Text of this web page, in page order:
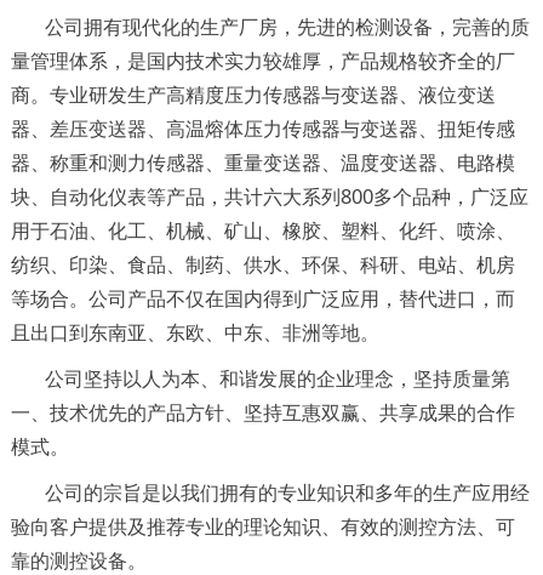
公司拥有现代化的生产厂房，先进的检测设备，完善的质
量管理体系，是国内技术实力较雄厚，产品规格较齐全的厂
商。专业研发生产高精度压力传感器与变送器、液位变送
器、差压变送器、高温熔体压力传感器与变送器、扭矩传感
器、称重和测力传感器、重量变送器、温度变送器、电路模
块、自动化仪表等产品，共计六大系列800多个品种，广泛应
用于石油、化工、机械、矿山、橡胶、塑料、化纤、喷涂、
纺织、印染、食品、制药、供水、环保、科研、电站、机房
等场合。公司产品不仅在国内得到广泛应用，替代进口，而
且出口到东南亚、东欧、中东、非洲等地。
公司坚持以人为本、和谐发展的企业理念，坚持质量第
一、技术优先的产品方针、坚持互惠双赢、共享成果的合作
模式。
公司的宗旨是以我们拥有的专业知识和多年的生产应用经
验向客户提供及推荐专业的理论知识、有效的测控方法、可
靠的测控设备。